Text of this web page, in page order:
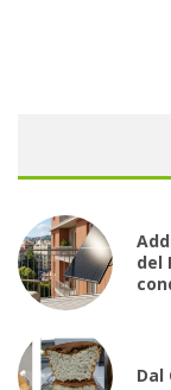
del
Dal